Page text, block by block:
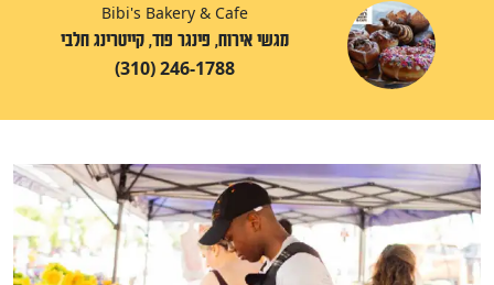
Bibi's Bakery & Cafe
מגשי אירוח, פינגר פוד, קייטרינג חלבי
(310) 246-1788